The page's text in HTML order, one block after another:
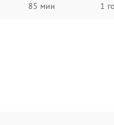
85 мин 1